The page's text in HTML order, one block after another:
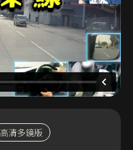
高清多鏡版